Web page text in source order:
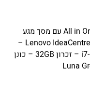
מחשב לנובו All in One עם מסך מגע
27 אינץ Lenovo IdeaCentre AIO i –
מעבד i7-13620H – זכרון 32GB – כונן